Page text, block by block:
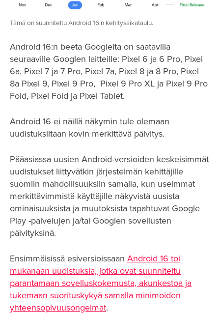
Tämä on suunniteltu Android 16:n kehitysaikataulu.
Android 16:n beeta Googlelta on saatavilla
seuraaville Googlen laitteille: Pixel 6 ja 6 Pro, Pixel
6a, Pixel 7 ja 7 Pro, Pixel 7a, Pixel 8 ja 8 Pro, Pixel
8a Pixel 9, Pixel 9 Pro, Pixel 9 Pro XL ja Pixel 9 Pro
Fold, Pixel Fold ja Pixel Tablet.
Android 16 ei näillä näkymin tule olemaan
uudistuksiltaan kovin merkittävä päivitys.
Pääasiassa uusien Android-versioiden keskeisimmät
uudistukset liittyvätkin järjestelmän kehittäjille
suomiin mahdollisuuksiin samalla, kun useimmat
merkittävimmistä käyttäjille näkyvistä uusista
ominaisuuksista ja muutoksista tapahtuvat Google
Play -palvelujen ja/tai Googlen sovellusten
päivityksinä.
Ensimmäisissä esiversioissaan Android 16 toi
mukanaan uudistuksia, jotka ovat suunniteltu
parantamaan sovelluskokemusta, akunkestoa ja
tukemaan suorituskykyä samalla minimoiden
yhteensopivuusongelmat.